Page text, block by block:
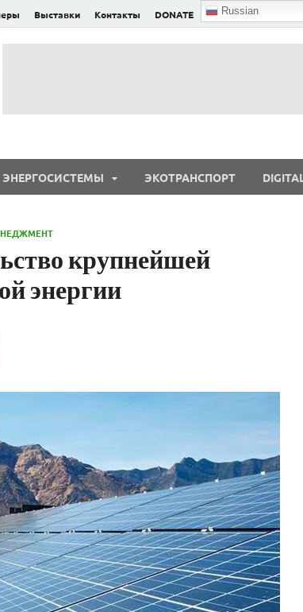
Выставки Контакты DONATE Russian
ЭНЕРГОСИСТЕМЫ ЭКОТРАНСПОРТ DIGITAL
крупнейшей
энергии